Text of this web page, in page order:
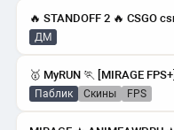
🔥 STANDOFF 2 🔥 CSGO
ДМ
Паблик скины FPS